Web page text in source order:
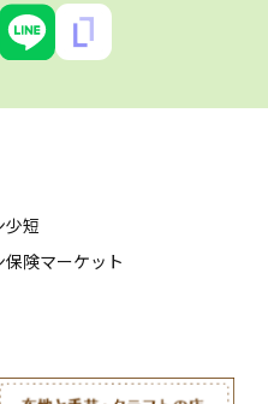
少短
険マーケット